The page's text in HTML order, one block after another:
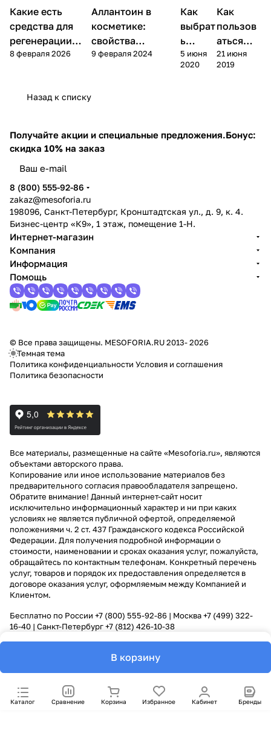
- 30
млУход за лицом
Какие есть
средства для
регенерации
кожи? Зачем
8 февраля 2026
Компоненты
косметики
Аллантоин в
косметике:
свойства
Allantoin,
9 февраля 2024
за
лицом
Как
выбрат
ь
маску
для
5 июня
2020
за
Как
пользов
аться
маской
для лица
21 июня
2019
Назад к списку
В корзину
Каталог Сравнение Корзина Избранное Кабинет Бренды
Получайте акции и специальные предложения.Бонус:
скидка 10% на заказ
8 (800) 555-92-86
zakaz@mesoforia.ru
198096, Санкт-Петербург, Кронштадтская ул., д. 9, к. 4.
Бизнес-центр «К9», 1 этаж, помещение 1-Н.
Интернет-магазин
Компания
Информация
Помощь
© Все права защищены. MESOFORIA.RU 2013- 2026
Темная тема
Политика конфиденциальности Условия и соглашения
Политика безопасности
Все материалы, размещенные на сайте «Mesoforia.ru», являются
объектами авторского права.
Копирование или иное использование материалов без
предварительного согласия правообладателя запрещено.
Обратите внимание! Данный интернет-сайт носит
исключительно информационный характер и ни при каких
условиях не является публичной офертой, определяемой
положениями ч. 2 ст. 437 Гражданского кодекса Российской
Федерации. Для получения подробной информации о
стоимости, наименовании и сроках оказания услуг, пожалуйста,
обращайтесь по контактным телефонам. Конкретный перечень
услуг, товаров и порядок их предоставления определяется в
договоре оказания услуг, оформляемым между Компанией и
Клиентом.
Бесплатно по России +7 (800) 555-92-86 | Москва+7 (499) 322-
16-40 | Санкт-Петербург+7 (812) 426-10-38